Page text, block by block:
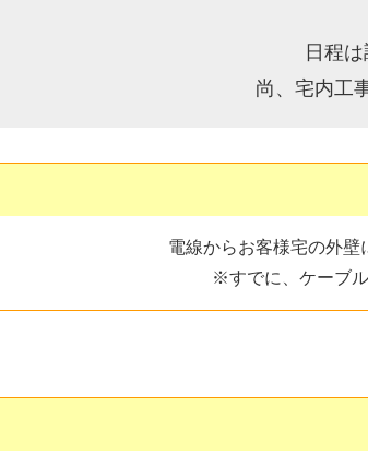
日程
尚、宅内工
電線からお客様宅の外壁
※すでに、ケーブ